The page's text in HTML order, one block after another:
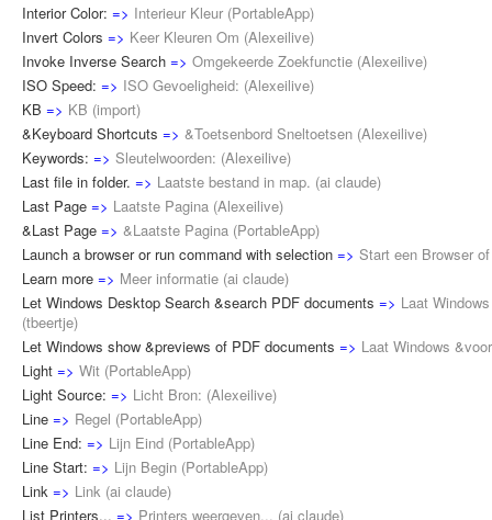
Interior Color: => Interieur Kleur (PortableApp)
Invert Colors => Keer Kleuren Om (Alexeilive)
Invoke Inverse Search => Omgekeerde Zoekfunctie (Alexeilive)
ISO Speed: => ISO Gevoeligheid: (Alexeilive)
KB => KB (import)
&Keyboard Shortcuts => &Toetsenbord Sneltoetsen (Alexeilive)
Keywords: => Sleutelwoorden: (Alexeilive)
Last file in folder. => Laatste bestand in map. (ai claude)
Last Page => Laatste Pagina (Alexeilive)
&Last Page => &Laatste Pagina (PortableApp)
Launch a browser or run command with selection => Start een Browser
Learn more => Meer informatie (ai claude)
Let Windows Desktop Search &search PDF documents => Laat
(tbeertje)
Let Windows show &previews of PDF documents => Laat Windows
Light => Wit (PortableApp)
Light Source: => Licht Bron: (Alexeilive)
Line => Regel (PortableApp)
Line End: => Lijn Eind (PortableApp)
Line Start: => Lijn Begin (PortableApp)
Link => Link (ai claude)
List Printers... => Printers weergeven... (ai claude)